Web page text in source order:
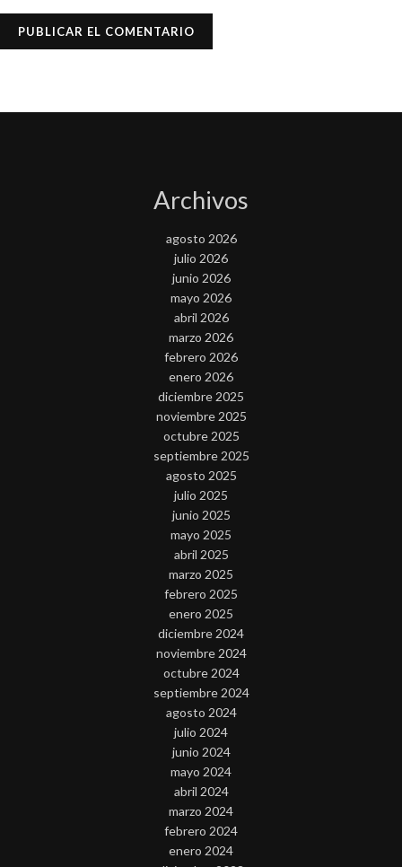
Archivos
agosto 2026
julio 2026
junio 2026
mayo 2026
abril 2026
marzo 2026
febrero 2026
enero 2026
diciembre 2025
noviembre 2025
octubre 2025
septiembre 2025
agosto 2025
julio 2025
junio 2025
mayo 2025
abril 2025
marzo 2025
febrero 2025
enero 2025
diciembre 2024
noviembre 2024
octubre 2024
septiembre 2024
agosto 2024
julio 2024
junio 2024
mayo 2024
abril 2024
marzo 2024
febrero 2024
enero 2024